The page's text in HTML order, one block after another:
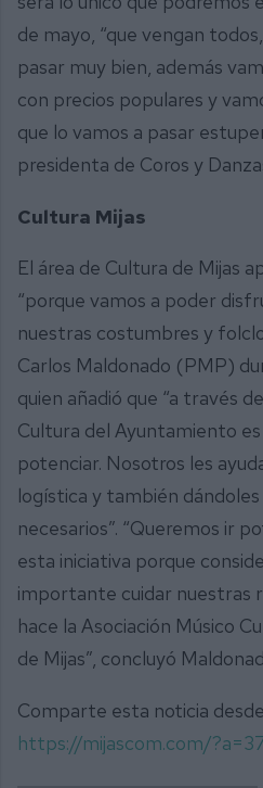
de mayo, “que vengan
pasar muy bien, además
con precios populares y
que lo vamos a pasar
presidenta de Coros y
Cultura Mijas
El área de Cultura de Mijas
“porque vamos a poder
nuestras costumbres y
Carlos Maldonado (PMP)
quien añadió que “a través
Cultura del Ayuntamiento
potenciar. Nosotros les
logística y también
necesarios”. “Queremos ir
esta iniciativa porque
importante cuidar nuestras
hace la Asociación Músico
de Mijas”, concluyó
Comparte esta noticia
https://mijascom.com/